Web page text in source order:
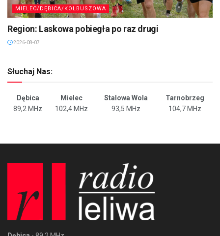
MIELEC/DĘBICA/KOLBUSZOWA
Region: Laskowa pobiegła po raz drugi
2026-08-07
Słuchaj Nas:
Dębica Mielec Stalowa Wola
Tarnobrzeg
89,2 MHz
102,4 MHz 93,5 MHz 104,7 MHz